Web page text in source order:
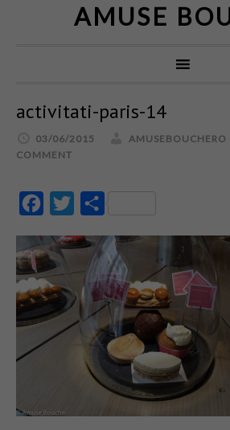
AMUSE
activitati-paris-14
03/06/2015 AMUSEBOUCHERO
COMMENT
FacebookTwitter